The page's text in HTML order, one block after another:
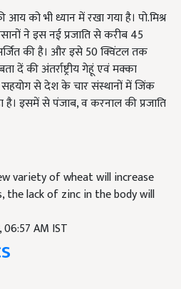
को भी ध्यान में रखा गया है। पो.मिश्र
ने इस नई प्रजाति से करीब 45
की है। और इसे 50 क्विंटल तक
दें की अंतर्राष्ट्रीय गेहूं एवं मक्का
से देश के चार संस्थानों में जिंक
है। इसमें से पंजाब, व करनाल की प्रजाति
variety of wheat will increase
lack of zinc in the body will
06:57 AM IST